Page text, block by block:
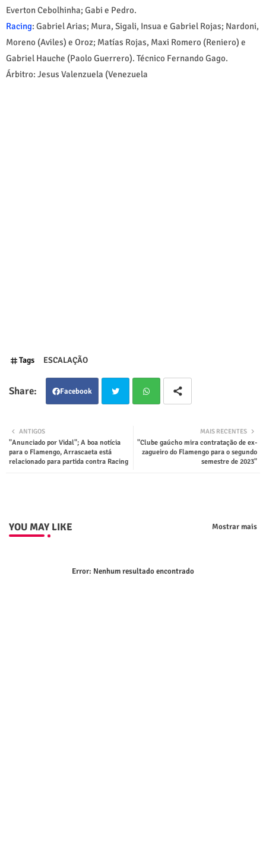
Everton Cebolhinha; Gabi e Pedro.
Racing: Gabriel Arias; Mura, Sigali, Insua e Gabriel Rojas; Nardoni,
Moreno (Aviles) e Oroz; Matías Rojas, Maxi Romero (Reniero) e
Gabriel Hauche (Paolo Guerrero). Técnico Fernando Gago.
Árbitro: Jesus Valenzuela (Venezuela
Tags ESCALAÇÃO
Facebook
ter tsap
MAIS RECENTES
"Clube gaúcho mira contratação de ex-
zagueiro do Flamengo para o segundo
semestre de 2023"
ANTIGOS
"Anunciado por Vidal"; A boa notícia
para o Flamengo, Arrascaeta está
relacionado para partida contra Racing
YOU MAY LIKE Mostrar mais
Error: Nenhum resultado encontrado